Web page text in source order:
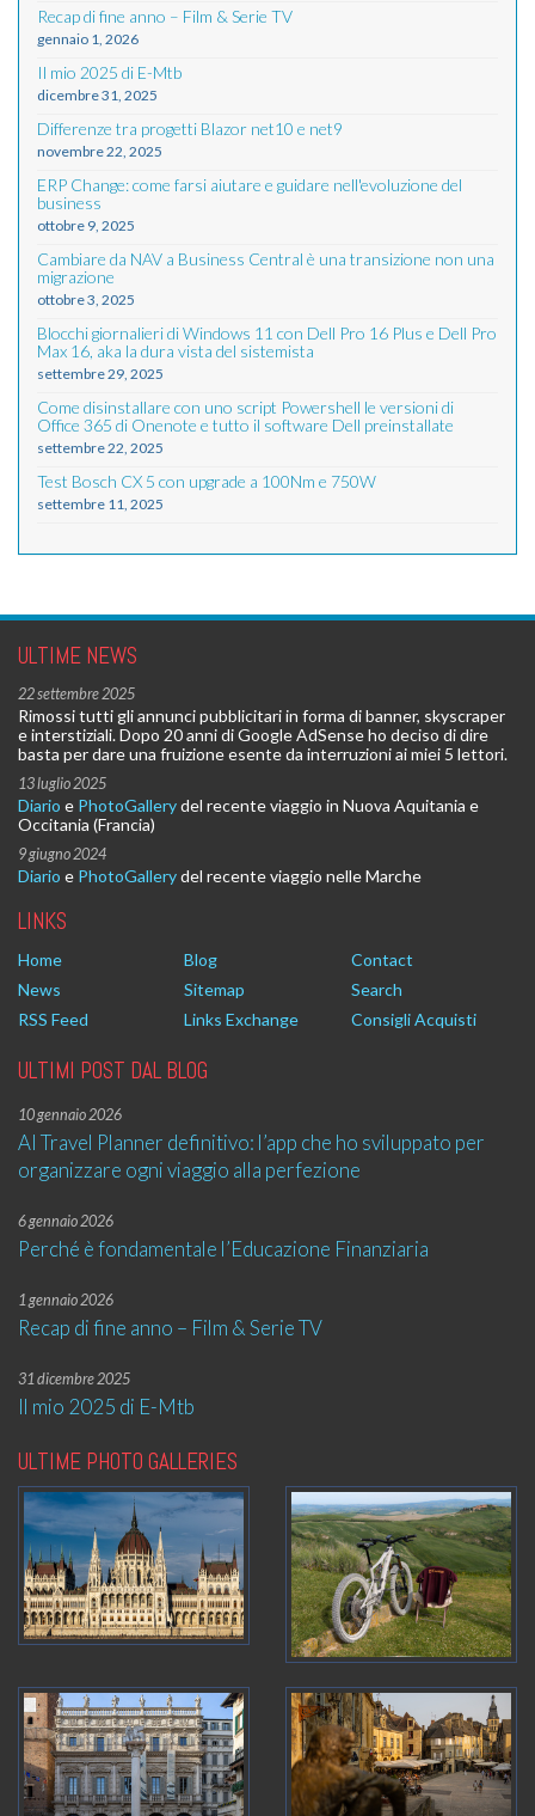
Recap di fine anno – Film & Serie TV
gennaio 1, 2026
Il mio 2025 di E-Mtb
dicembre 31, 2025
Differenze tra progetti Blazor net10 e net9
novembre 22, 2025
ERP Change: come farsi aiutare e guidare nell'evoluzione del
business
ottobre 9, 2025
Cambiare da NAV a Business Central è una transizione non una
migrazione
ottobre 3, 2025
Blocchi giornalieri di Windows 11 con Dell Pro 16 Plus e Dell Pro
Max 16, aka la dura vista del sistemista
settembre 29, 2025
Come disinstallare con uno script Powershell le versioni di
Office 365 di Onenote e tutto il software Dell preinstallate
settembre 22, 2025
Test Bosch CX 5 con upgrade a 100Nm e 750W
settembre 11, 2025
ULTIME NEWS
22 settembre 2025
Rimossi tutti gli annunci pubblicitari in forma di banner, skyscraper
e interstiziali. Dopo 20 anni di Google AdSense ho deciso di dire
basta per dare una fruizione esente da interruzioni ai miei 5 lettori.
13 luglio 2025
Diario e PhotoGallerydel recente viaggio in Nuova Aquitania e
Occitania (Francia)
9 giugno 2024
Diario e PhotoGallerydel recente viaggio nelle Marche
LINKS
Home Blog
Contact
News
Sitemap
Search
RSS Feed
Links Exchange Consigli Acquisti
ULTIMI POST DAL BLOG
10 gennaio 2026
AI Travel Planner definitivo: l’app che ho sviluppato per
organizzare ogni viaggio alla perfezione
6 gennaio 2026
Perché è fondamentale l’Educazione Finanziaria
1 gennaio 2026
Recap di fine anno – Film & Serie TV
31 dicembre 2025
Il mio 2025 di E-Mtb
ULTIME PHOTO GALLERIES